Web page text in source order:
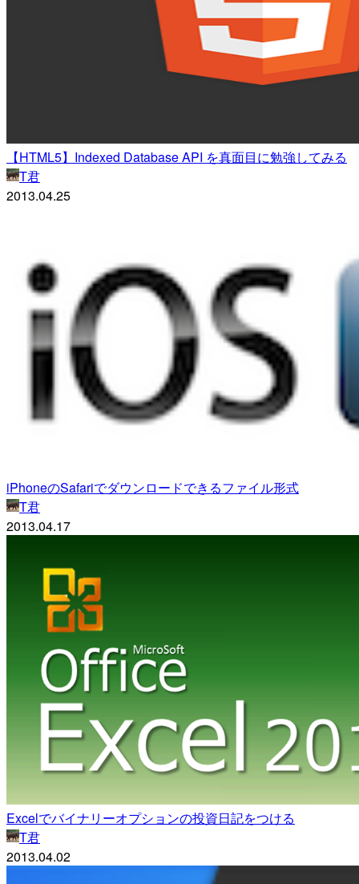
【HTML5】Indexed Database API を真面目に勉強してみる
T君
2013.04.25
iPhoneのSafariでダウンロードできるファイル形式
T君
2013.04.17
Excelでバイナリーオプションの投資日記をつける
T君
2013.04.02